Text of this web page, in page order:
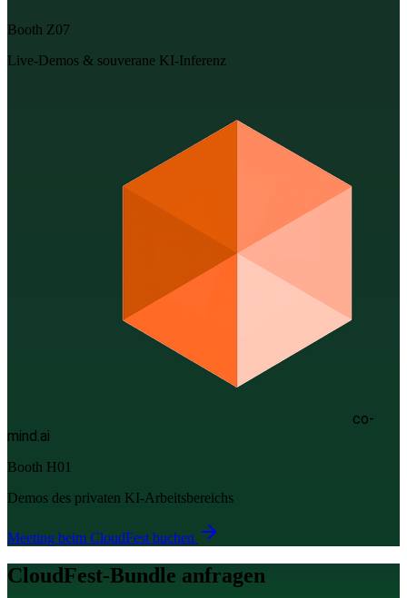
Booth Z07
Live-Demos & souverane KI-Inferenz
co-
mind.ai
Booth H01
Demos des privaten KI-Arbeitsbereichs
Meeting beim CloudFest buchen
CloudFest-Bundle anfragen